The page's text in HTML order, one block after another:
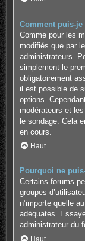
Comment puis-
Comme pour les
modifiés que par
administrateurs.
simplement le
obligatoirement
il est possible de
options.
modérateurs et
le sondage. Cela
en cours.
Haut
Pourquoi ne
Certains forums
groupes
n’importe quelle
adéquates.
administrateur du
Haut